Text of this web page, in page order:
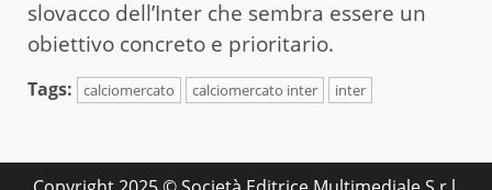
slovacco dell’Inter che sembra essere un
obiettivo concreto e prioritario.
Tags: calciomercato calciomercato inter inter